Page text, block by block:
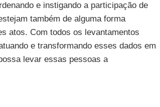
e instigando a participação de
também de alguma forma
atos. Com todos os levantamentos
e transformando esses dados em
levar essas pessoas a